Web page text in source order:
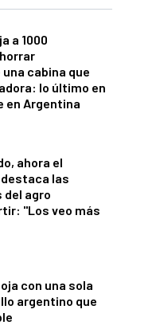
a 1000
cabina que
lo último en
en Argentina
ahora el
las
del agro
"Los veo más
con una sola
argentino que